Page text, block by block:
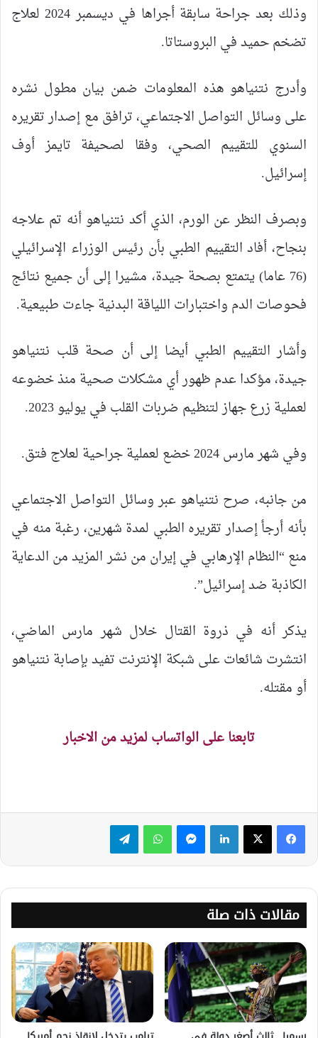
وذلك بعد جراحة سابقة أجراها في ديسمبر 2024 لعلاج
تضخم حميد في البروستاتا.
وأدرج نتنياهو هذه المعلومات ضمن بيان مطول نشره
على وسائل التواصل الاجتماعي، ترافق مع إصدار تقريره
السنوي للتقييم الصحي، وفقا لصحيفة تايمز أوف
إسرائيل.
وبصرف النظر عن الورم، الذي أكد نتنياهو أنه تم علاجه
بنجاح، أفاد التقييم الطبي بأن رئيس الوزراء الإسرائيلي
(76 عاما) يتمتع بصحة جيدة، مشيرا إلى أن جميع نتائج
فحوصات الدم واختبارات اللياقة البدنية جاءت طبيعية.
وأشار التقييم الطبي أيضا إلى أن صحة قلب نتنياهو
جيدة، مؤكدا عدم ظهور أي مشكلات صحية منذ خضوعه
لعملية زرع جهاز لتنظيم ضربات القلب في يوليو 2023.
وفي شهر مارس 2024 خضع لعملية جراحية لعلاج فتق.
من جانبه، صرح نتنياهو عبر وسائل التواصل الاجتماعي
بأنه أرجأ إصدار تقريره الطبي لمدة شهرين، رغبة منه في
منع “النظام الإرهابي في إيران من نشر المزيد من الدعاية
الكاذبة ضد إسرائيل”.
يذكر أنه في ذروة القتال خلال شهر مارس الماضي،
انتشرت شائعات على شبكة الإنترنت تفيد بإصابة نتنياهو
أو مقتله.
تابعنا على الواتساب لمزيد من الاخبار
لينكدإن ماسنجر واتساب تيلقرام
مقالات ذات صلة